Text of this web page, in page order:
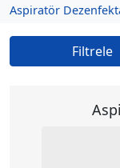
Aspiratör
Filtrele